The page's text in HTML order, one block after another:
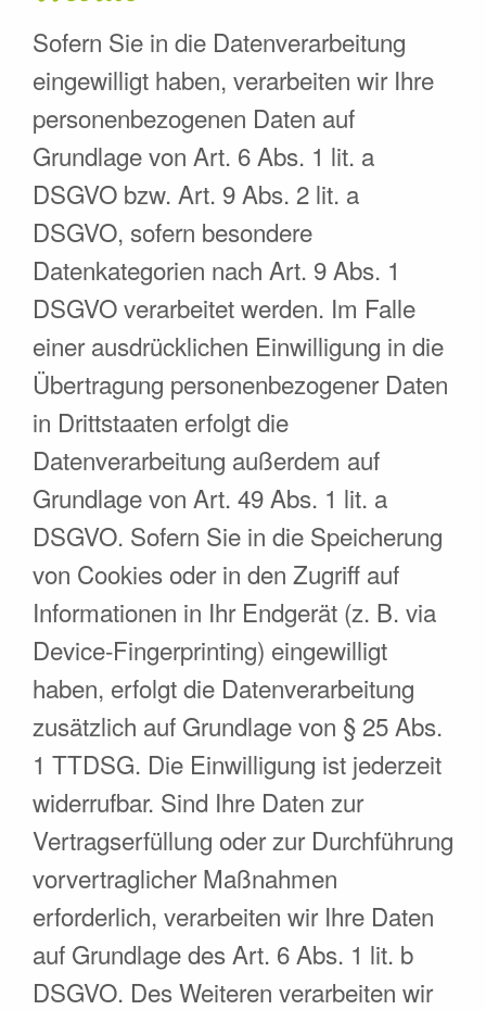
Sofern Sie in die Datenverarbeitung
eingewilligt haben, verarbeiten wir Ihre
personenbezogenen Daten auf
Grundlage von Art. 6 Abs. 1 lit. a
DSGVO bzw. Art. 9 Abs. 2 lit. a
DSGVO, sofern besondere
Datenkategorien nach Art. 9 Abs. 1
DSGVO verarbeitet werden. Im Falle
einer ausdrücklichen Einwilligung in die
Übertragung personenbezogener Daten
in Drittstaaten erfolgt die
Datenverarbeitung außerdem auf
Grundlage von Art. 49 Abs. 1 lit. a
DSGVO. Sofern Sie in die Speicherung
von Cookies oder in den Zugriff auf
Informationen in Ihr Endgerät (z. B. via
Device-Fingerprinting) eingewilligt
haben, erfolgt die Datenverarbeitung
zusätzlich auf Grundlage von § 25 Abs.
1 TTDSG. Die Einwilligung ist jederzeit
widerrufbar. Sind Ihre Daten zur
Vertragserfüllung oder zur Durchführung
vorvertraglicher Maßnahmen
erforderlich, verarbeiten wir Ihre Daten
auf Grundlage des Art. 6 Abs. 1 lit. b
DSGVO. Des Weiteren verarbeiten wir